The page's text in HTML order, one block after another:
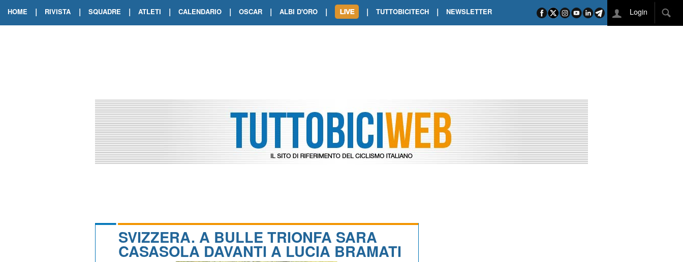
HOME | RIVISTA | SQUADRE | ATLETI | CALENDARIO | OSCAR | ALBI D'ORO |
TOUR DE FRANCE. ORCIERES-MERLETTE INCORONA CARAPAZ
TOUR DE FRANCE. A VOIRON TRIONFO DI PHILIPSEN SU SCHMID E KOOIJ
| TUTTOBICITECH | NEWSLETTER Login
SVIZZERA. A BULLE TRIONFA SARA
CASASOLA DAVANTI A LUCIA BRAMATI